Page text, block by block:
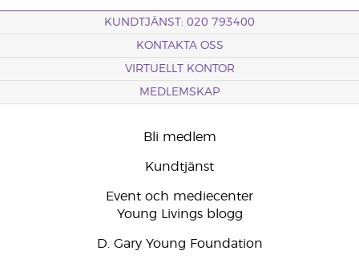
KUNDTJÄNST: 020 793400
KONTAKTA OSS
VIRTUELLT KONTOR
MEDLEMSKAP
Bli medlem
Kundtjänst
Event och mediecenter
Young Livings blogg
D. Gary Young Foundation